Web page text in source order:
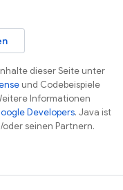
dieser Seite unter
und Codebeispiele
Informationen
Developers. Java ist
seinen Partnern.